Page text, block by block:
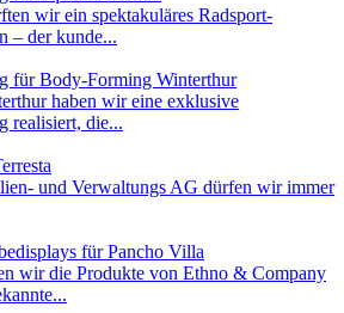
wir ein spektakuläres Radsport-
– der kunde...
für Body-Forming Winterthur
haben wir eine exklusive
realisiert, die...
und Verwaltungs AG dürfen wir immer
für Pancho Villa
wir die Produkte von Ethno & Company